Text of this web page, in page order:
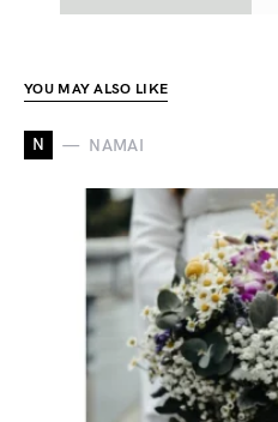
YOU MAY ALSO LIKE
N NAMAI